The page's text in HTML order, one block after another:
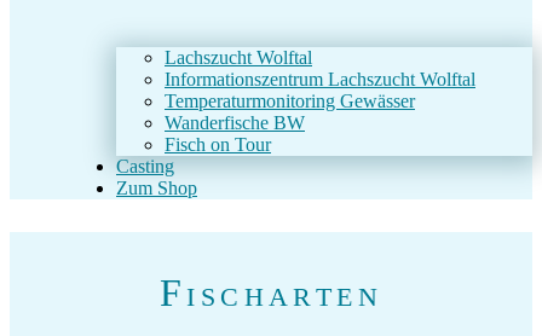
Lachszucht Wolftal
Informationszentrum Lachszucht Wolftal
Temperaturmonitoring Gewässer
Wanderfische BW
Fisch on Tour
Casting
Zum Shop
Fischarten